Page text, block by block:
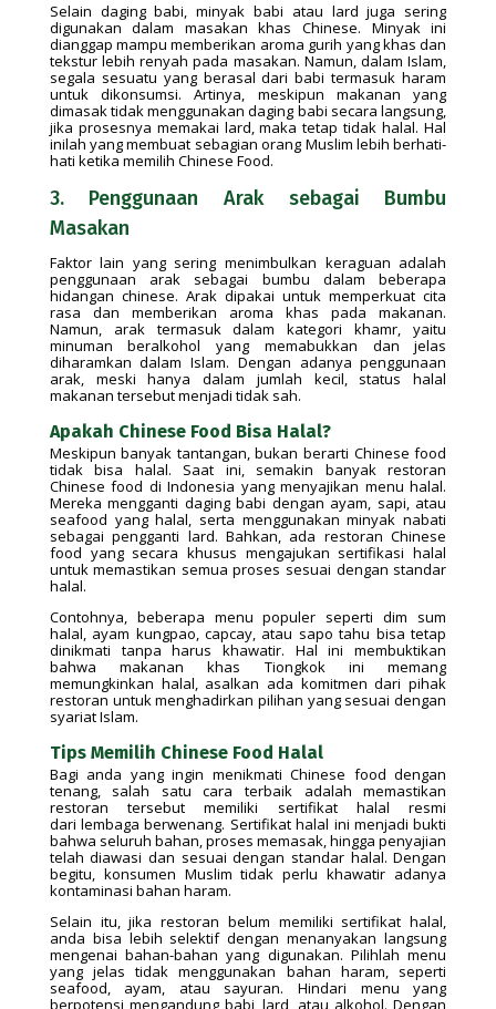
Selain daging babi, minyak babi atau lard juga sering
digunakan dalam masakan khas Chinese. Minyak ini
dianggap mampu memberikan aroma gurih yang khas dan
tekstur lebih renyah pada masakan. Namun, dalam Islam,
segala sesuatu yang berasal dari babi termasuk haram
untuk dikonsumsi. Artinya, meskipun makanan yang
dimasak tidak menggunakan daging babi secara langsung,
jika prosesnya memakai lard, maka tetap tidak halal. Hal
inilah yang membuat sebagian orang Muslim lebih berhati-
hati ketika memilih Chinese Food.
3. Penggunaan Arak sebagai Bumbu
Masakan
Faktor lain yang sering menimbulkan keraguan adalah
penggunaan arak sebagai bumbu dalam beberapa
hidangan chinese. Arak dipakai untuk memperkuat cita
rasa dan memberikan aroma khas pada makanan.
Namun, arak termasuk dalam kategori khamr, yaitu
minuman beralkohol yang memabukkan dan jelas
diharamkan dalam Islam. Dengan adanya penggunaan
arak, meski hanya dalam jumlah kecil, status halal
makanan tersebut menjadi tidak sah.
Apakah Chinese Food Bisa Halal?
Meskipun banyak tantangan, bukan berarti Chinese food
tidak bisa halal. Saat ini, semakin banyak restoran
Chinese food di Indonesia yang menyajikan menu halal.
Mereka mengganti daging babi dengan ayam, sapi, atau
seafood yang halal, serta menggunakan minyak nabati
sebagai pengganti lard. Bahkan, ada restoran Chinese
food yang secara khusus mengajukan sertifikasi halal
untuk memastikan semua proses sesuai dengan standar
halal.
Contohnya, beberapa menu populer seperti dim sum
halal, ayam kungpao, capcay, atau sapo tahu bisa tetap
dinikmati tanpa harus khawatir. Hal ini membuktikan
bahwa makanan khas Tiongkok ini memang
memungkinkan halal, asalkan ada komitmen dari pihak
restoran untuk menghadirkan pilihan yang sesuai dengan
syariat Islam.
Tips Memilih Chinese Food Halal
Bagi anda yang ingin menikmati Chinese food dengan
tenang, salah satu cara terbaik adalah memastikan
restoran tersebut memiliki sertifikat halal resmi
dari lembaga berwenang. Sertifikat halal ini menjadi bukti
bahwa seluruh bahan, proses memasak, hingga penyajian
telah diawasi dan sesuai dengan standar halal. Dengan
begitu, konsumen Muslim tidak perlu khawatir adanya
kontaminasi bahan haram.
Selain itu, jika restoran belum memiliki sertifikat halal,
anda bisa lebih selektif dengan menanyakan langsung
mengenai bahan-bahan yang digunakan. Pilihlah menu
yang jelas tidak menggunakan bahan haram, seperti
seafood, ayam, atau sayuran. Hindari menu yang
berpotensi mengandung babi, lard, atau alkohol. Dengan